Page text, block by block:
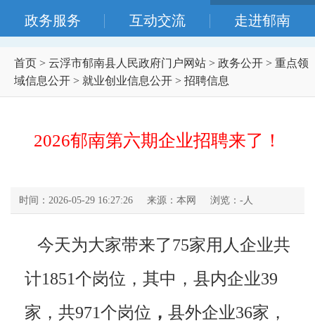
政务服务 互动交流 走进郁南
首页 > 云浮市郁南县人民政府门户网站 > 政务公开 > 重点领
域信息公开 > 就业创业信息公开 > 招聘信息
2026郁南第六期企业招聘来了！
时间：2026-05-29 16:27:26 来源：本网 浏览： - 人
今天为大家带来了75家用人企业共
计1851个岗位，其中，县内企业39
家，共971个岗位 ， 县外企业36家，